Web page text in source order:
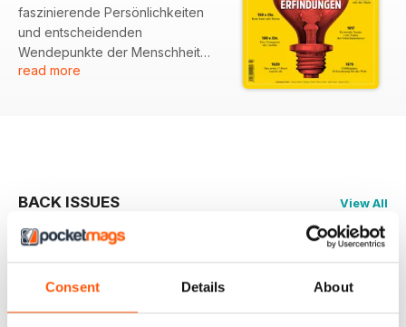
Consent Details About
faszinierende Persönlichkeiten
und entscheidenden
Wendepunkte der Menschheit
durch fesselnde Reportagen und
verbindet Wissen mit
ansprechender Erzählkunst und
lädt Sie ein, die Geschichten
read more
BACK ISSUES View All